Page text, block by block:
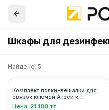
Шкафы для
Найдено: 5
Комплект полки-вешалки для
связок ключей Атеси к
стерилизаторам СТС-1;CТС-2
Цена: 21 100 тг